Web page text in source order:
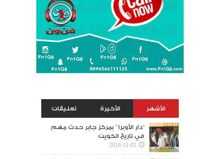
الأشهر الأخيرة تعليقات
“دار الأوبرا ” بمركز جابر حدث مهم
في تاريخ الكويت
2016-11-01